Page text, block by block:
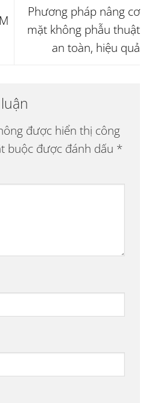
Phương pháp nâng cơ
mặt không phẫu thuật
an toàn, hiệu quả
được hiển thị công
buộc được đánh dấu *